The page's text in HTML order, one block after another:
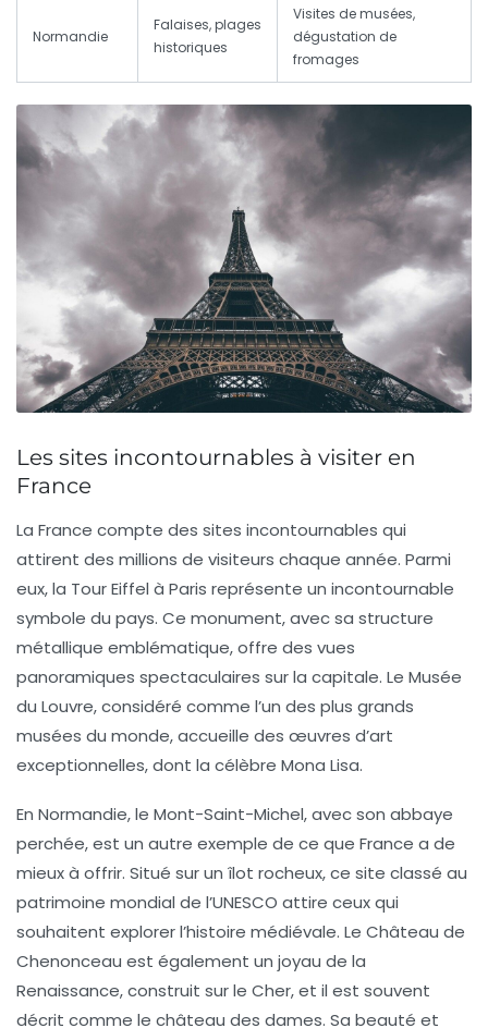
Normandie
Falaises, plages
historiques
Visites de musées,
dégustation de
fromages
Les sites incontournables à visiter en
France
La France compte des sites incontournables qui
attirent des millions de visiteurs chaque année. Parmi
eux, la Tour Eiffel à Paris représente un incontournable
symbole du pays. Ce monument, avec sa structure
métallique emblématique, offre des vues
panoramiques spectaculaires sur la capitale. Le Musée
du Louvre, considéré comme l’un des plus grands
musées du monde, accueille des œuvres d’art
exceptionnelles, dont la célèbre Mona Lisa.
En Normandie, le Mont-Saint-Michel, avec son abbaye
perchée, est un autre exemple de ce que France a de
mieux à offrir. Situé sur un îlot rocheux, ce site classé au
patrimoine mondial de l’UNESCO attire ceux qui
souhaitent explorer l’histoire médiévale. Le Château de
Chenonceau est également un joyau de la
Renaissance, construit sur le Cher, et il est souvent
décrit comme le château des dames. Sa beauté et